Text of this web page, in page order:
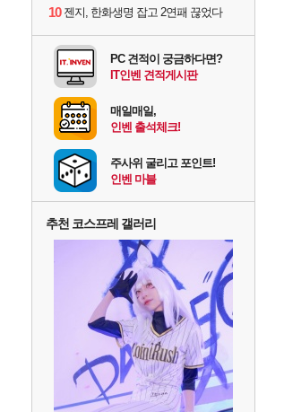
10 젠지, 한화생명 잡고 2연패 끊었다
PC 견적이 궁금하다면?
IT인벤 견적게시판
매일매일,
인벤 출석체크!
주사위 굴리고 포인트!
인벤 마블
추천 코스프레 갤러리